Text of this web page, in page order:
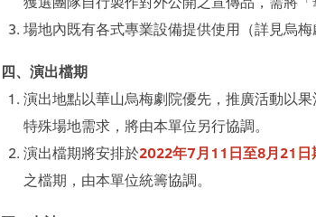
場地內既有各式專業設備提供使用（詳見烏
四、演出檔期
演出地點以華山烏梅劇院優先，推廣活動以
特殊場地需求，將由本單位另行協調。
演出檔期將安排於2022年7月11日至8月21日
之檔期，由本單位統籌協調。